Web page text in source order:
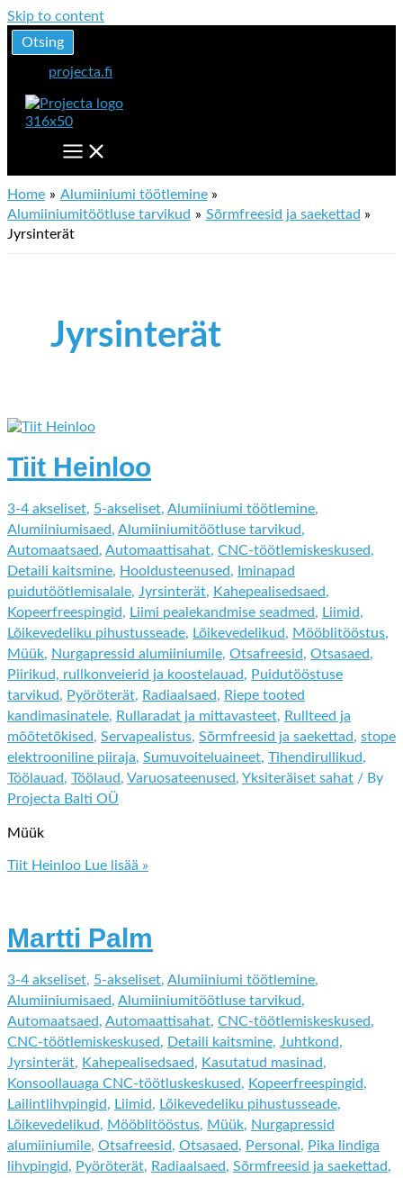
Skip to content
Otsing
projecta.fi
Home
Alumiiniumi töötlemine
Alumiiniumitöötluse tarvikud
Sõrmfreesid ja saekettad
Jyrsinterät
Jyrsinterät
Tiit Heinloo
3-4 akseliset, 5-akseliset, Alumiiniumi töötlemine,
Alumiiniumisaed, Alumiiniumitöötluse tarvikud,
Automaatsaed, Automaattisahat, CNC-töötlemiskeskused,
Detaili kaitsmine, Hooldusteenused,
Iminapad
puidutöötlemisalale, Jyrsinterät, Kahepealisedsaed,
Kopeerfreespingid, Liimi pealekandmise seadmed, Liimid,
Lõikevedeliku pihustusseade, Lõikevedelikud, Mööblitööstus,
Müük, Nurgapressid alumiiniumile, Otsafreesid, Otsasaed,
Piirikud, rullkonveierid ja koostelauad, Puidutööstuse
tarvikud, Pyöröterät, Radiaalsaed, Riepe tooted
kandimasinatele, Rullaradat ja mittavasteet, Rullteed ja
mõõtetõkised, Servapealistus, Sõrmfreesid ja saekettad, stope
elektrooniline piiraja, Sumuvoiteluaineet, Tihendirullikud,
Töölauad, Töölaud, Varuosateenused, Yksiteräiset sahat / By
Projecta Balti OÜ
Müük
Tiit Heinloo Lue lisää »
Martti Palm
3-4 akseliset, 5-akseliset, Alumiiniumi töötlemine,
Alumiiniumisaed, Alumiiniumitöötluse tarvikud,
Automaatsaed, Automaattisahat, CNC-töötlemiskeskused,
CNC-töötlemiskeskused, Detaili kaitsmine, Juhtkond,
Jyrsinterät, Kahepealisedsaed, Kasutatud masinad,
Konsoollauaga CNC-töötluskeskused, Kopeerfreespingid,
Lailintlihvpingid, Liimid, Lõikevedeliku pihustusseade,
Lõikevedelikud, Mööblitööstus, Müük, Nurgapressid
alumiiniumile, Otsafreesid, Otsasaed, Personal , Pika lindiga
lihvpingid, Pyöröterät, Radiaalsaed, Sõrmfreesid ja saekettad,